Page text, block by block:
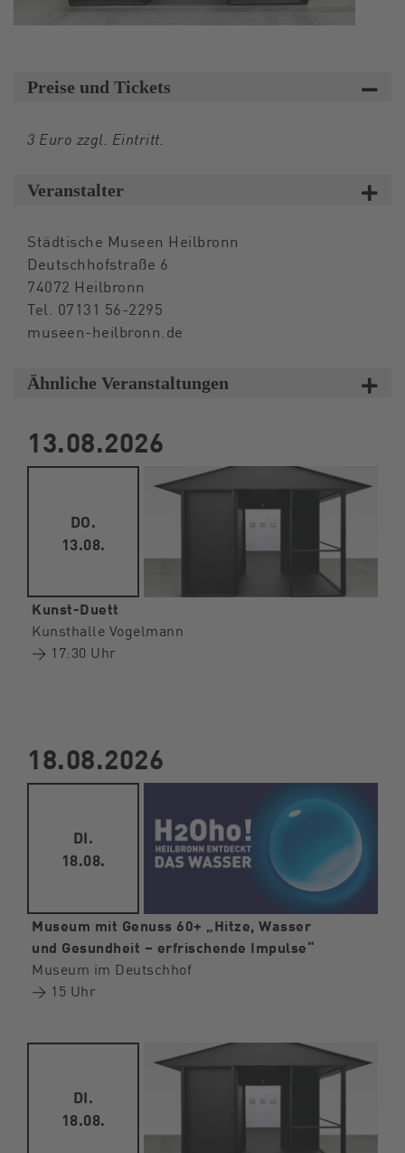
Preise und Tickets
3 Euro zzgl. Eintritt.
Veranstalter
Städtische Museen Heilbronn
Deutschhofstraße 6
74072 Heilbronn
Tel. 07131 56-2295
museen-heilbronn.de
Ähnliche Veranstaltungen
13.08.2026
DO.
13.08.
Kunst-Duett
Kunsthalle Vogelmann
→ 17:30 Uhr
18.08.2026
DI.
18.08.
Museum mit Genuss 60+ „Hitze, Wasser
und Gesundheit – erfrischende Impulse“
Museum im Deutschhof
→ 15 Uhr
DI.
18.08.